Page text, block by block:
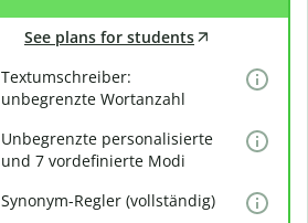
See plans for students
Textumschreiber:
unbegrenzte Wortanzahl
Unbegrenzte personalisierte
und 7 vordefinierte Modi
Synonym-Regler (vollständig)